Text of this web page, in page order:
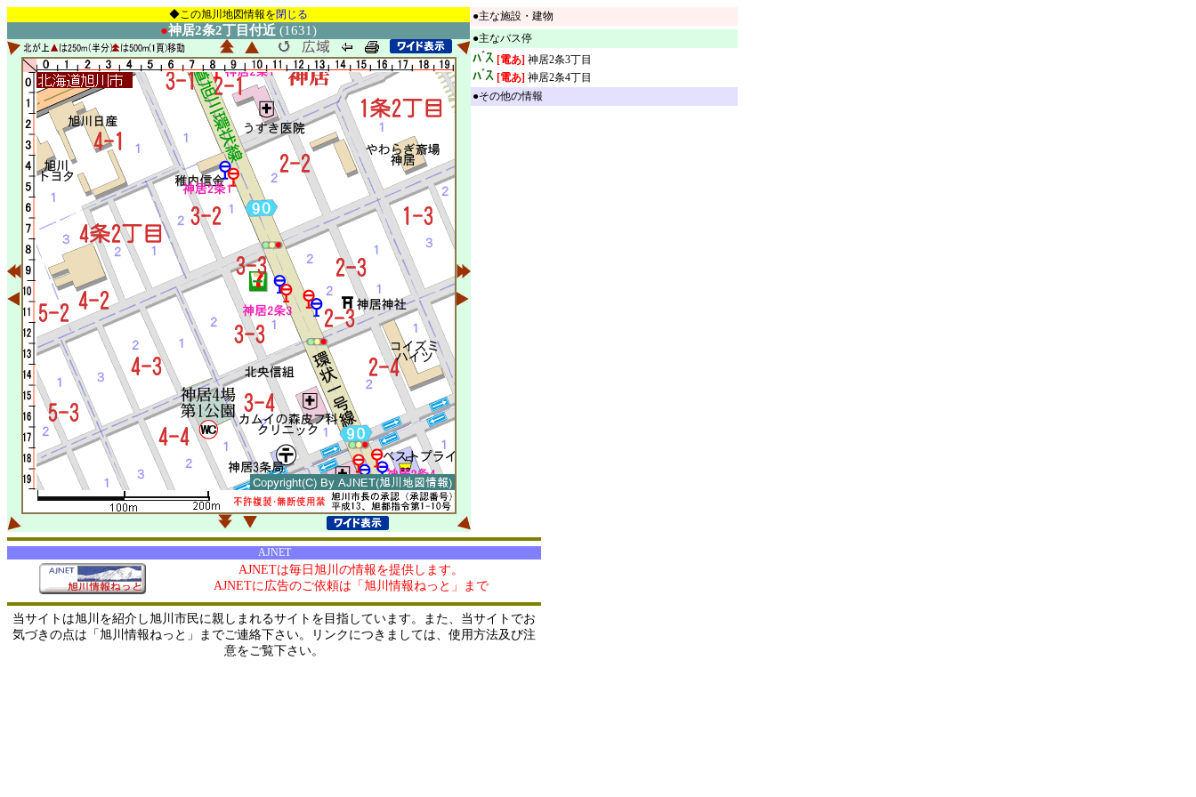
◆この旭川地図情報を閉じる
●神居2条2丁目付近 (1631)
●主な施設・建物
●主なバス停
[電あ] 神居2条3丁目
[電あ] 神居2条4丁目
●その他の情報
AJNET
AJNETは毎日旭川の情報を提供します。
AJNETに広告のご依頼は「旭川情報ねっと」まで
当サイトは旭川を紹介し旭川市民に親しまれるサイトを目指しています。また、当サイトでお
気づきの点は「旭川情報ねっと」までご連絡下さい。リンクにつきましては、使用方法及び注
意をご覧下さい。